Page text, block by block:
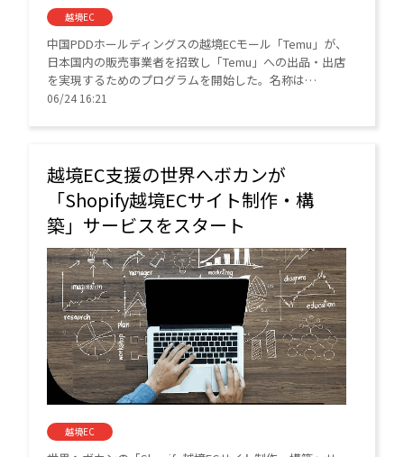
越境EC
中国PDDホールディングスの越境ECモール「Temu」が、
日本国内の販売事業者を招致し「Temu」への出品・出店
を実現するためのプログラムを開始した。名称は
「Local-to-Local」で、招待制を採用している。
06/24 16:21
越境EC支援の世界へボカンが
「Shopify越境ECサイト制作・構
築」サービスをスタート
越境EC